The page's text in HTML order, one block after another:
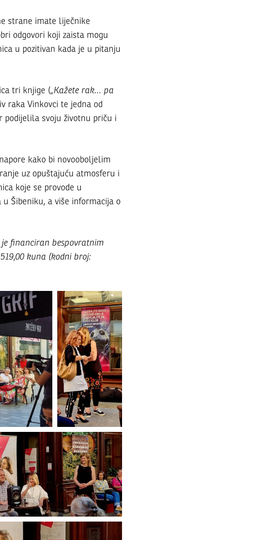
strane imate liječnike
odgovori koji zaista mogu
u pozitivan kada je u pitanju
tri knjige („Kažete rak… pa
raka Vinkovci te jedna od
podijelila svoju životnu priču i
kako bi novooboljelim
uz opuštajuću atmosferu i
koje se provode u
u Šibeniku, a više informacija o
je financiran bespovratnim
kuna (kodni broj: